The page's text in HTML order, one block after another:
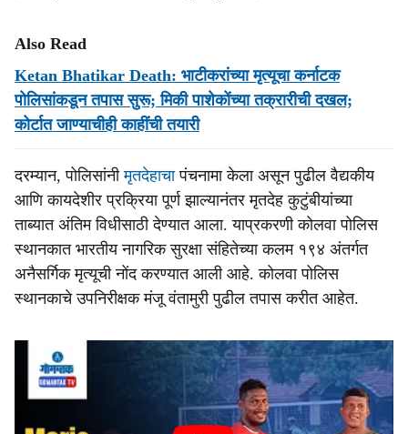
Also Read
Ketan Bhatikar Death: भाटीकरांच्‍या मृत्‍यूचा कर्नाटक
पोलिसांकडून तपास सुरू; मिकी पाशेकोंच्‍या तक्रारीची दखल;
कोर्टात जाण्‍याचीही काहींची तयारी
दरम्यान, पोलिसांनीमृतदेहाचापंचनामा केला असून पुढील वैद्यकीय
आणि कायदेशीर प्रक्रिया पूर्ण झाल्यानंतर मृतदेह कुटुंबीयांच्या
ताब्यात अंतिम विधीसाठी देण्यात आला. याप्रकरणी कोलवा पोलिस
स्थानकात भारतीय नागरिक सुरक्षा संहितेच्या कलम १९४ अंतर्गत
अनैसर्गिक मृत्यूची नोंद करण्यात आली आहे. कोलवा पोलिस
स्थानकाचे उपनिरीक्षक मंजू वंतामुरी पुढील तपास करीत आहेत.